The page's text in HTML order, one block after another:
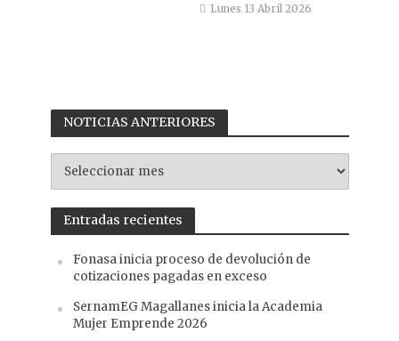
Lunes 13 Abril 2026
NOTICIAS ANTERIORES
ANTERIORES
Entradas recientes
Fonasa inicia proceso de devolución de
cotizaciones pagadas en exceso
SernamEG Magallanes inicia la Academia
Mujer Emprende 2026